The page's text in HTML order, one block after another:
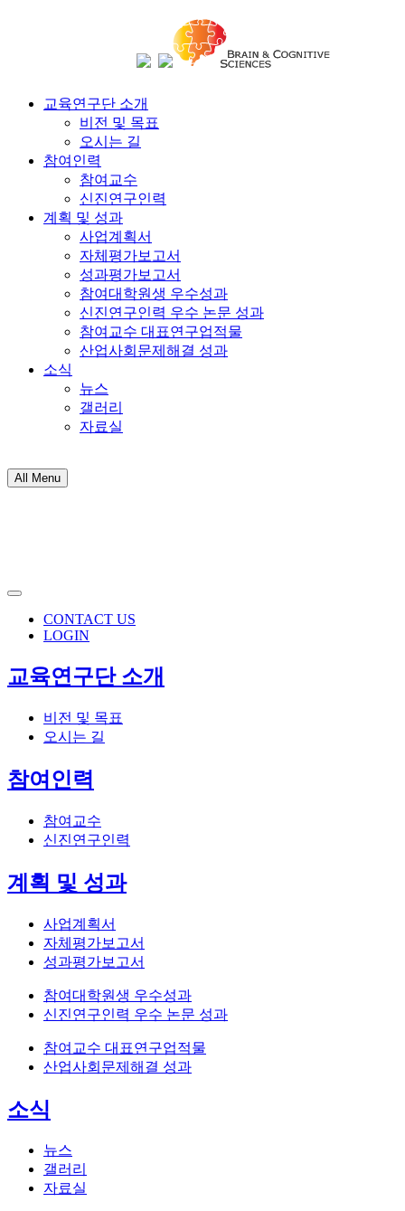
교육연구단 소개
비전 및 목표
오시는 길
참여인력
참여교수
신진연구인력
계획 및 성과
사업계획서
자체평가보고서
성과평가보고서
참여대학원생 우수성과
신진연구인력 우수 논문 성과
참여교수 대표연구업적물
산업사회문제해결 성과
소식
뉴스
갤러리
자료실
All Menu
CONTACT US
LOGIN
교육연구단 소개
비전 및 목표
오시는 길
참여인력
참여교수
신진연구인력
계획 및 성과
사업계획서
자체평가보고서
성과평가보고서
참여대학원생 우수성과
신진연구인력 우수 논문 성과
참여교수 대표연구업적물
산업사회문제해결 성과
소식
뉴스
갤러리
자료실